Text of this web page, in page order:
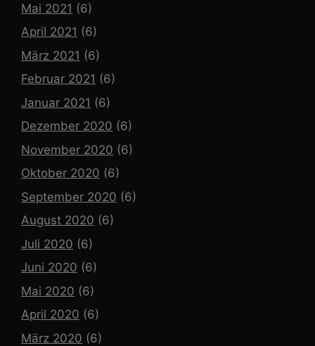
Mai 2021 (6)
April 2021 (6)
März 2021 (6)
Februar 2021 (6)
Januar 2021 (6)
Dezember 2020 (6)
November 2020 (6)
Oktober 2020 (6)
September 2020 (6)
August 2020 (6)
Juli 2020 (6)
Juni 2020 (6)
Mai 2020 (6)
April 2020 (6)
März 2020 (6)